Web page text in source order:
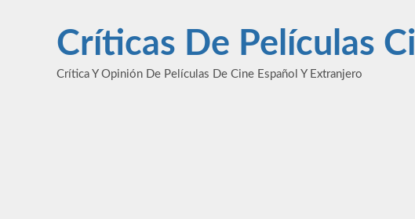
contenidoCríticas De Películas
Crítica Y Opinión De Películas De Cine Español Y Extranjero